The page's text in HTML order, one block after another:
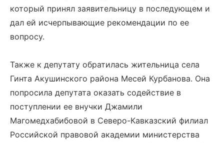
который принял заявительницу в последующем и
дал ей исчерпывающие рекомендации по ее
вопросу.
Также к депутату обратилась жительница села
Гинта Акушинского района Месей Курбанова. Она
попросила депутата оказать содействие в
поступлении ее внучки Джамили
Магомедхабибовой в Северо-Кавказский филиал
Российской правовой академии министерства